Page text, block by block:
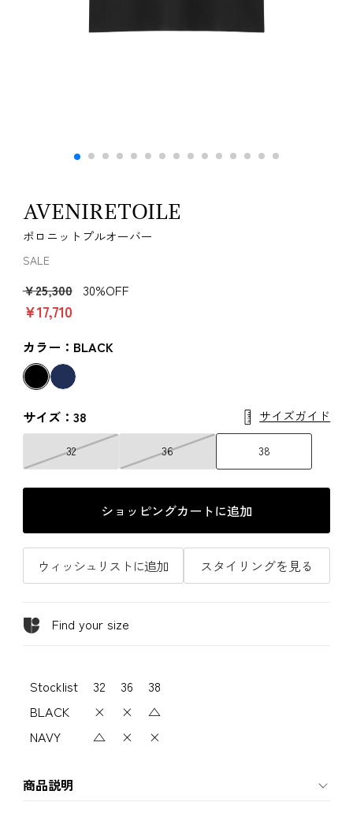
AVENIRETOILE
ポロニットプルオーバー
SALE
￥25,300 30%OFF
￥17,710
カラー：BLACK
サイズ：38 サイズガイド
32 36 38
ショッピングカートに追加
ウィッシュリストに追加 スタイリングを見る
Find your size
Stocklist 32 36
38
BLACK
× ×
△
NAVY
△ × ×
商品説明